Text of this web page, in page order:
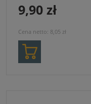
9,90 zł
Cena netto: 8,05 zł